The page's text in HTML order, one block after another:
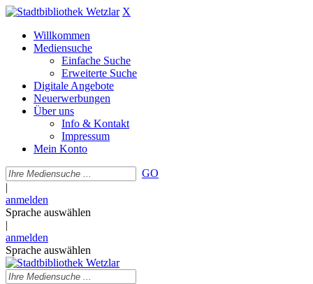
X
Willkommen
Mediensuche
Einfache Suche
Erweiterte Suche
Digitale Angebote
Neuerwerbungen
Über uns
Info & Kontakt
Impressum
Mein Konto
GO
|
anmelden
Sprache auswählen
|
anmelden
Sprache auswählen